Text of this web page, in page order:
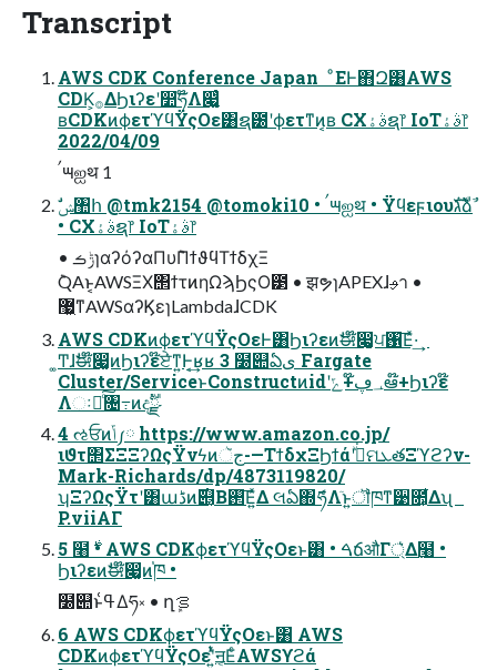
Transcript
AWS CDK Conference Japan ͦΕͰ΋Զ͸AWS
CDK͕࡞ΔϦιʔεʹ෺ཧ໊Λ෇͚͍ͨ
ʙCDKͷϕετϓϥΫςΟε͸ຊ౰ʹϕετͳͷ͔ʙ CXࣄۀຊ෦ IoTࣄۀ෦
2022/04/09
ࠤ౻ஐथ 1
• CXࣄۀຊ෦ IoTࣄۀ෦
• ݱࡏɿαʔόʔαΠυ݉ΠϯϑϥΤϯδχΞ
݉QAͱ͔AWSΞΧ΢ϯτͷηΩϡϦςΟ౳ • झຯɿAPEXɺࢄา •
޷͖ͳAWSαʔϏεɿLambdaɺCDK
AWS CDKͷϕετϓϥΫςΟεͰ͸Ϧιʔεͷࣗಈ໊෇͚͕ਪ঑͞Εͯ·͢
͚Ͳɺࣗಈ໊෇͚ͷϦιʔε໊ਏ͘ͳ͍Ͱ͔͢ʁʁ 3 ໰୊ఏى Fargate
Cluster/ServiceͱConstructͷidʹ؀ڥ໊+ݻఆ໊+Ϧιʔε໊
Λઃఆͨ͠৔߹ͷදࣔྫ
4 ઌਓͷݴ༿ https://www.amazon.co.jp/
ιϑτ΢ΣΞΞʔΩςΫνϟͷجૅ-—ΤϯδχΞϦϯάʹجͮ͘ମܥతΞϓϩʔν-
Mark-Richards/dp/4873119820/
ʮΞʔΩςΫτʹ͸աڈͷ࣌୅͔Β࢒͞Ε͍ͯΔ લఏ΍ެཧΛٙ͏ͱ͍͏ॏཁͳ੹೚͕͋Δʯ
P.viiΑΓ
5 ໨࣍ • AWS CDKϕετϓϥΫςΟεͱ͸ • ࠓճऔΓ্͛Δ߲໨ •
Ϧιʔεͷࣗಈ໊෇͚ͷ֓ཁ •
໰୊ͱߟ͑Δཧ༝ • ղܾࡦ
6 AWS CDKϕετϓϥΫςΟεͱ͸ AWS
CDKͷϕετϓϥΫςΟεʹ͍ͭͯॻ͔ΕͨAWSϒϩά